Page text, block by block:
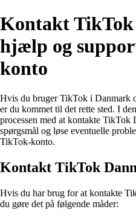
Kontakt
hjælp og
konto
Hvis du bruger TikTok i Danmark
er du kommet til det rette sted. I
processen med at kontakte TikTok
spørgsmål og løse eventuelle
TikTok-konto.
Kontakt TikTok
Hvis du har brug for at kontakte
du gøre det på følgende måder: